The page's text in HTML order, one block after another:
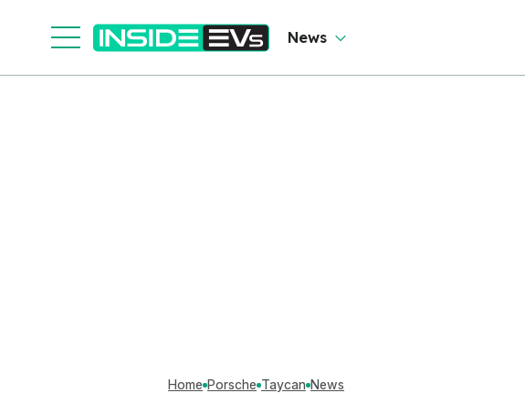
News
Home Porsche Taycan News